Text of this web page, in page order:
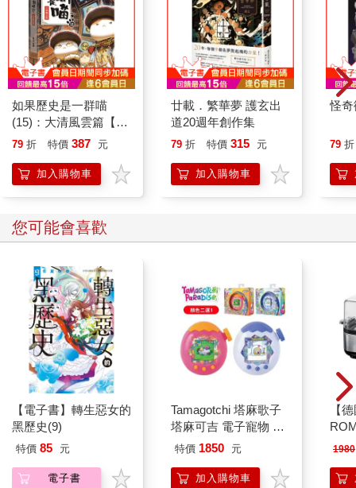
資料，卻渾然不覺自己根本是在造假！」
在工作與生活中，我們經常假裝想要得到真相，骨子裡其實是在
尋找自信。「這件牛仔褲讓我看起來很肥嗎？」「你覺得我這首
詩寫得如何？」這類發問，是沒有辦法得到誠實的回答。
也見過連音階都抓不準的拙劣歌手參加電視歌唱比賽，當評審給
出無情的評論時，卻是一臉錯愕，受到嚴重打擊的樣子。於是我
們瞭解，這可能是他這輩子第一次聽到最誠實的意見。或許是急
於尋求更進一步的肯定，這些人的聚光燈就只停留在親朋好友給
予的鼓勵和支持上。不難理解的是，在這類的肯定聲中，他們自
然而然地認為，自己有機會成為新的人氣偶像。殊不知，這是從
一堆極度扭曲的資料所推導出來的合理結論。
這是「確認偏誤」之所以可怕的地方：當我們希望某件事是真
的，就會把聚光燈打在支持這件事的事證上，之後，就從燈下所
見的事物，推導出想要的結論，然後恭喜自己做了非常合理的決
安迪•葛洛夫（Andy Grove）在他的回憶錄《十倍速時代》（Only
the Paranoid Survive）中提到，一九八五年他擔任英特爾
（Intel）總裁時，面對的重大決定是，要不要砍掉記憶晶片這條
產品線。英特爾是從記憶晶片起家。早期，它是市場上唯一的供
應來源。然而，一九七○年代末，有十多家競爭者相繼加入市場。
當時，英特爾已經發展出另一項產品－微處理器
（microprocessor）。一九八一年IBM的新產品「個人電腦」選定
爾匆忙建置了微處理器的生產線，因應可能的市場需求。
如果歷史是一群喵
(15)：大清風雲篇【萌
貓漫畫學歷史】
79 折 特價 387 元
加入購物車
廿載．繁華夢 護玄出
道20週年創作集
79 折 特價 315 元
加入購物車
怪
79 折
您可能會喜歡
【電子書】轉生惡女的
黑歷史(9)
特價 85 元
電子書
Tamagotchi 塔麻歌子
塔麻可吉 電子寵物 樂
園系列（熱帶橙果／極
特價 1850 元
加入購物車
【
曼
1980